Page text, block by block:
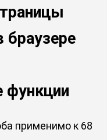
браузере
функции
применимо к 68